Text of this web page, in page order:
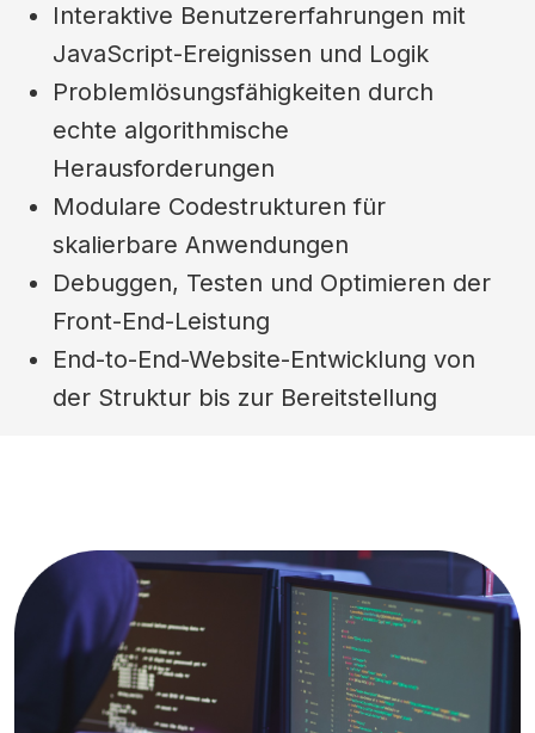
Interaktive Benutzererfahrungen mit
JavaScript-Ereignissen und Logik
Problemlösungsfähigkeiten durch
echte algorithmische
Herausforderungen
Modulare Codestrukturen für
skalierbare Anwendungen
Debuggen, Testen und Optimieren der
Front-End-Leistung
End-to-End-Website-Entwicklung von
der Struktur bis zur Bereitstellung